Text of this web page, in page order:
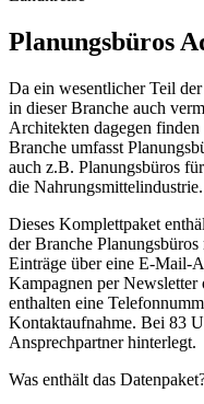
Planungsbüros
Da ein wesentlicher Teil
in dieser Branche auch
Architekten dagegen
Branche umfasst
auch z.B. Planungsbüros
die Nahrungsmittelindustrie.
Dieses Komplettpaket
der Branche Planungsbüros
Einträge über eine E-Mail-
Kampagnen per Newsletter
enthalten eine
Kontaktaufnahme. Bei 83
Ansprechpartner hinterlegt.
Was enthält das